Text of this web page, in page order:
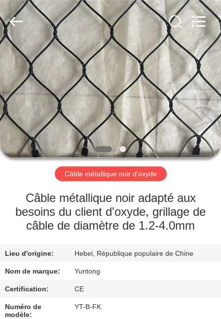
MAISON
PRODUITS
AU
SUJET
DE
NOUS
VISITE
D'USINE
DE
QUALITÉ
CONTACTEZ-
Anping
Yuntong
Metal
Wire
Mesh
Co.,Ltd.
All
Rights
Reserved.
Câble métallique noir d'oxyde
Câble métallique noir adapté aux
besoins du client d'oxyde, grillage de
câble de diamètre de 1.2-4.0mm
Lieu d'origine: Hebei, République populaire de Chine
Nom de marque: Yuntong
Certification: CE
Numéro de
modèle:
YT-B-FK